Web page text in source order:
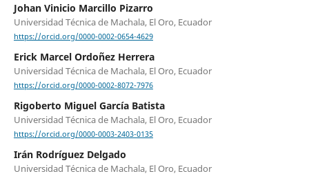
Johan Vinicio Marcillo Pizarro
Universidad Técnica de Machala, El Oro, Ecuador
https://orcid.org/0000-0002-0654-4629
Erick Marcel Ordoñez Herrera
Universidad Técnica de Machala, El Oro, Ecuador
https://orcid.org/0000-0002-8072-7976
Rigoberto Miguel García Batista
Universidad Técnica de Machala, El Oro, Ecuador
https://orcid.org/0000-0003-2403-0135
Irán Rodríguez Delgado
Universidad Técnica de Machala, El Oro, Ecuador